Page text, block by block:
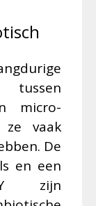
tussen
micro-
ze vaak
De
en een
zijn